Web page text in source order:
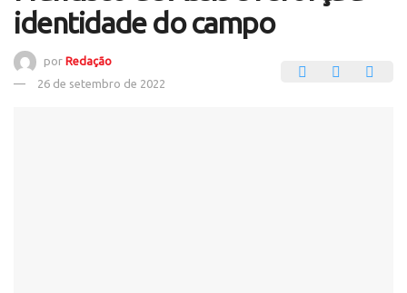
identidade do campo
por Redação
26 de setembro de 2022